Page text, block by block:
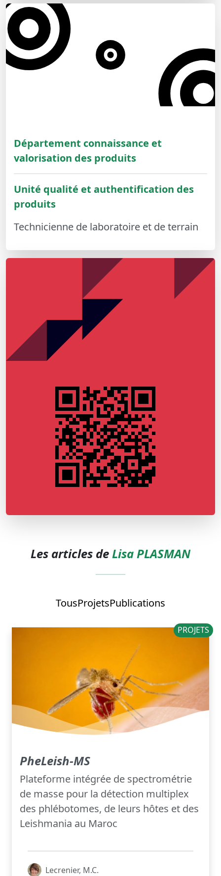
Département connaissance et
valorisation des produits
Unité qualité et authentification des
produits
Technicienne de laboratoire et de terrain
Les articles deLisa PLASMAN
TousProjetsPublications
PROJETS
PheLeish-MS
Plateforme intégrée de spectrométrie
de masse pour la détection multiplex
des phlébotomes, de leurs hôtes et des
Leishmania au Maroc
Lecrenier, M.C.